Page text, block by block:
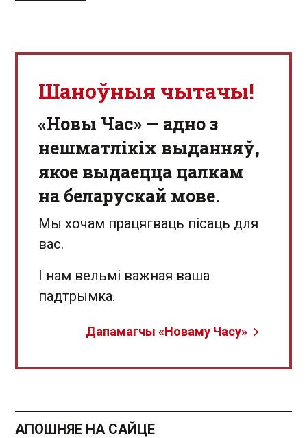
Шаноўныя чытачы!
«Новы Час» — адно з
нешматлікіх выданняў,
якое выдаецца цалкам
на беларускай мове.
Мы хочам працягваць пісаць для
вас.
І нам вельмі важная ваша
падтрымка.
Дапамагчы «Новаму Часу»
АПОШНЯЕ НА САЙЦЕ